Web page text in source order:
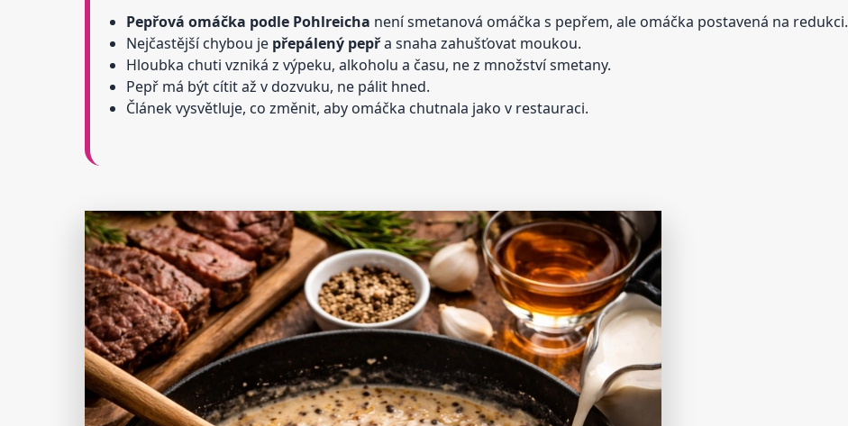
Pepřová omáčka podle Pohlreicha není smetanová omáčka s pepřem, ale omáčka postavená na redukci.
Nejčastější chybou je přepálený pepřa snaha zahušťovat moukou.
Hloubka chuti vzniká z výpeku, alkoholu a času, ne z množství smetany.
Pepř má být cítit až v dozvuku, ne pálit hned.
Článek vysvětluje, co změnit, aby omáčka chutnala jako v restauraci.